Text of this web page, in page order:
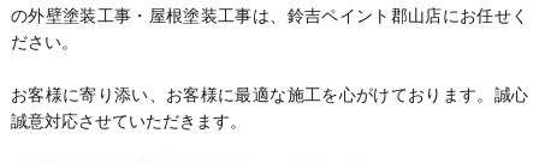
の外壁塗装工事・屋根塗装工事は、鈴吉ペイント郡山店にお任せく
ださい。
お客様に寄り添い、お客様に最適な施工を心がけております。誠心
誠意対応させていただきます。